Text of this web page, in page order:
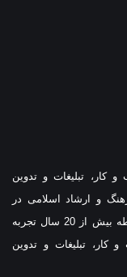
تبلیغات و تدوین
14021027 از وزارت فرهنگ و ارشاد اسلامی در
رسته مشاور از سال 1396 فعالیت خود را به واسطه بیش از 20 سال تجربه
کار، تبلیغات و تدوین